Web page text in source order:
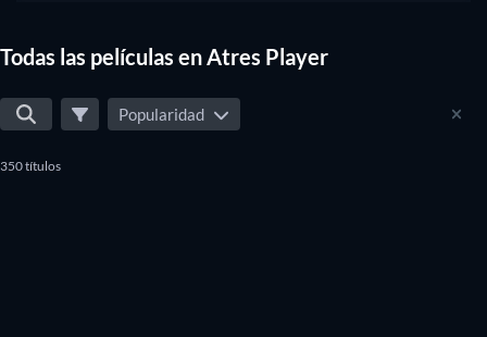
Todas las películas en Atres Player
Popularidad
350 títulos